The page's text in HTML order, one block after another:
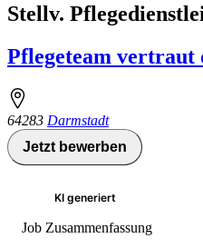
Stellv.
Pflegeteam vertraut
64283 Darmstadt
Jetzt bewerben
KI generiert
Job Zusammenfassung